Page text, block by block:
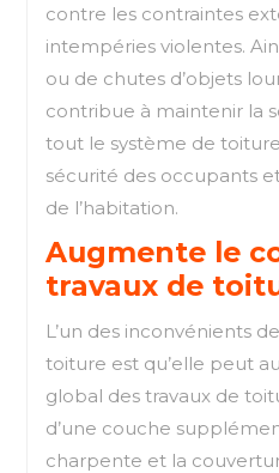
contre les contraintes
intempéries violentes.
ou de chutes d’objets
contribue à maintenir la
tout le système de
sécurité des occupants
de l’habitation.
Augmente le
travaux de
L’un des inconvénients
toiture est qu’elle peut
global des travaux de
d’une couche
charpente et la